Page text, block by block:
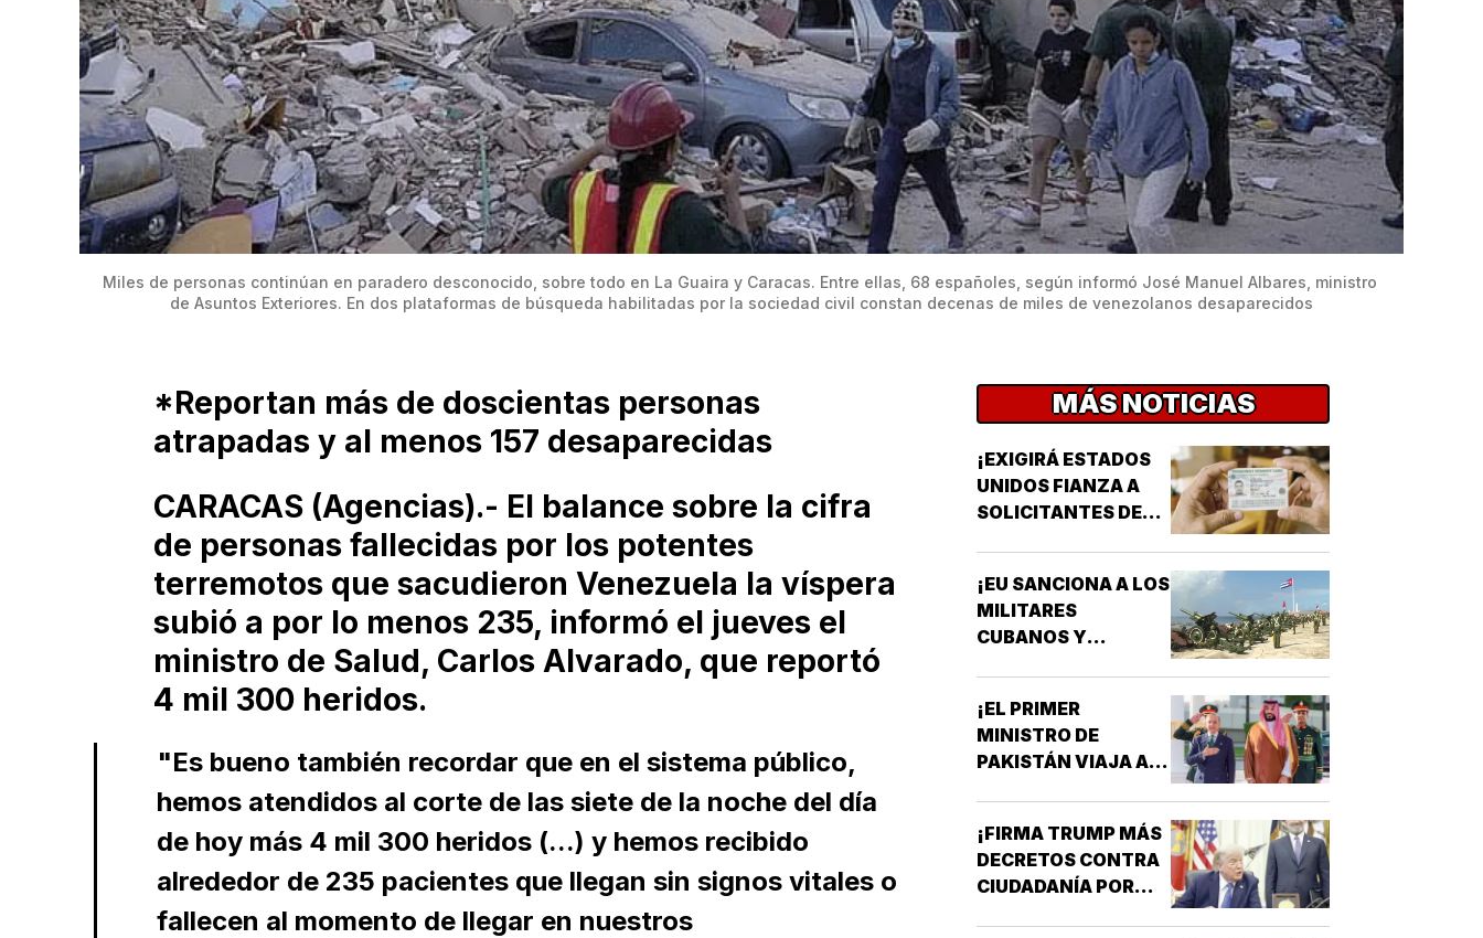
Miles de personas continúan en paradero desconocido, sobre todo en La Guaira y Caracas. Entre ellas, 68 españoles, según informó José Manuel Albares, ministro
de Asuntos Exteriores. En dos plataformas de búsqueda habilitadas por la sociedad civil constan decenas de miles de venezolanos desaparecidos
*Reportan más de doscientas personas
atrapadas y al menos 157 desaparecidas
CARACAS (Agencias).- El balance sobre la cifra
de personas fallecidas por los potentes
terremotos que sacudieron Venezuela la víspera
subió a por lo menos 235, informó el jueves el
ministro de Salud, Carlos Alvarado, que reportó
4 mil 300 heridos.
"Es bueno también recordar que en el sistema público,
hemos atendidos al corte de las siete de la noche del día
de hoy más 4 mil 300 heridos (...) y hemos recibido
alrededor de 235 pacientes que llegan sin signos vitales o
fallecen al momento de llegar en nuestros
MÁS NOTICIAS
¡EXIGIRÁ ESTADOS
UNIDOS FIANZA A
SOLICITANTES DE
¡EU SANCIONA A LOS
MILITARES
CUBANOS Y
ADQUISICIÓN DE
ARMAS!
¡EL PRIMER
MINISTRO DE
PAKISTÁN VIAJA A
¡FIRMA TRUMP MÁS
DECRETOS CONTRA
CIUDADANÍA POR